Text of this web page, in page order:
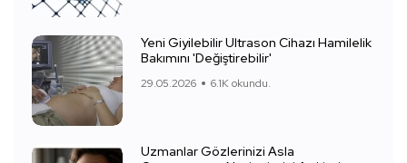
Yeni Giyilebilir Ultrason Cihazı Hamilelik
Bakımını 'Değiştirebilir'
29.05.2026 6.1K okundu.
Uzmanlar Gözlerinizi Asla